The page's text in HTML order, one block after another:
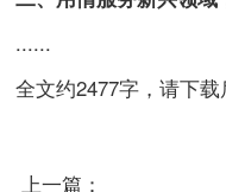
......
全文约2477字，请下载
上一篇：